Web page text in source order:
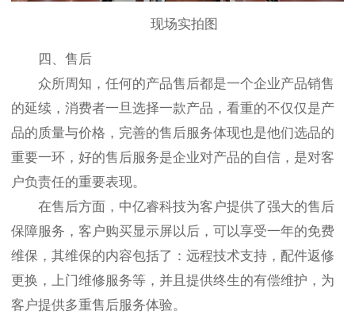
现场实拍图
四、售后
众所周知，任何的产品售后都是一个企业产品销售
的延续，消费者一旦选择一款产品，看重的不仅仅是产
品的质量与价格，完善的售后服务体现也是他们选品的
重要一环，好的售后服务是企业对产品的自信，是对客
户负责任的重要表现。
在售后方面，中亿睿科技为客户提供了强大的售后
保障服务，客户购买显示屏以后，可以享受一年的免费
维保，其维保的内容包括了：远程技术支持，配件返修
更换，上门维修服务等，并且提供终生的有偿维护，为
客户提供多重售后服务体验。